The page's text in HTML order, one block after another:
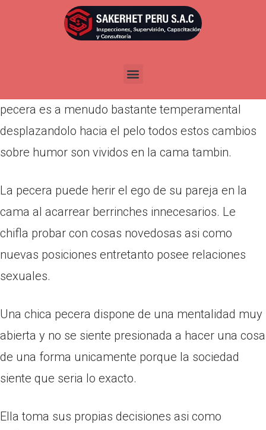
Publicada enmarzo 24, 2022
En ocasiones, ella te permitir dominar mientras
pecera es a menudo bastante temperamental
desplazandolo hacia el pelo todos estos cambios
sobre humor son vividos en la cama tambin.
La pecera puede herir el ego de su pareja en la
cama al acarrear berrinches innecesarios. Le
chifla probar con cosas novedosas asi­ como
nuevas posiciones entretanto posee relaciones
sexuales.
Una chica pecera dispone de una mentalidad muy
abierta y no se siente presionada a hacer una cosa
de una forma unicamente porque la sociedad
siente que seri­a lo exacto.
Ella toma sus propias decisiones asi­ como